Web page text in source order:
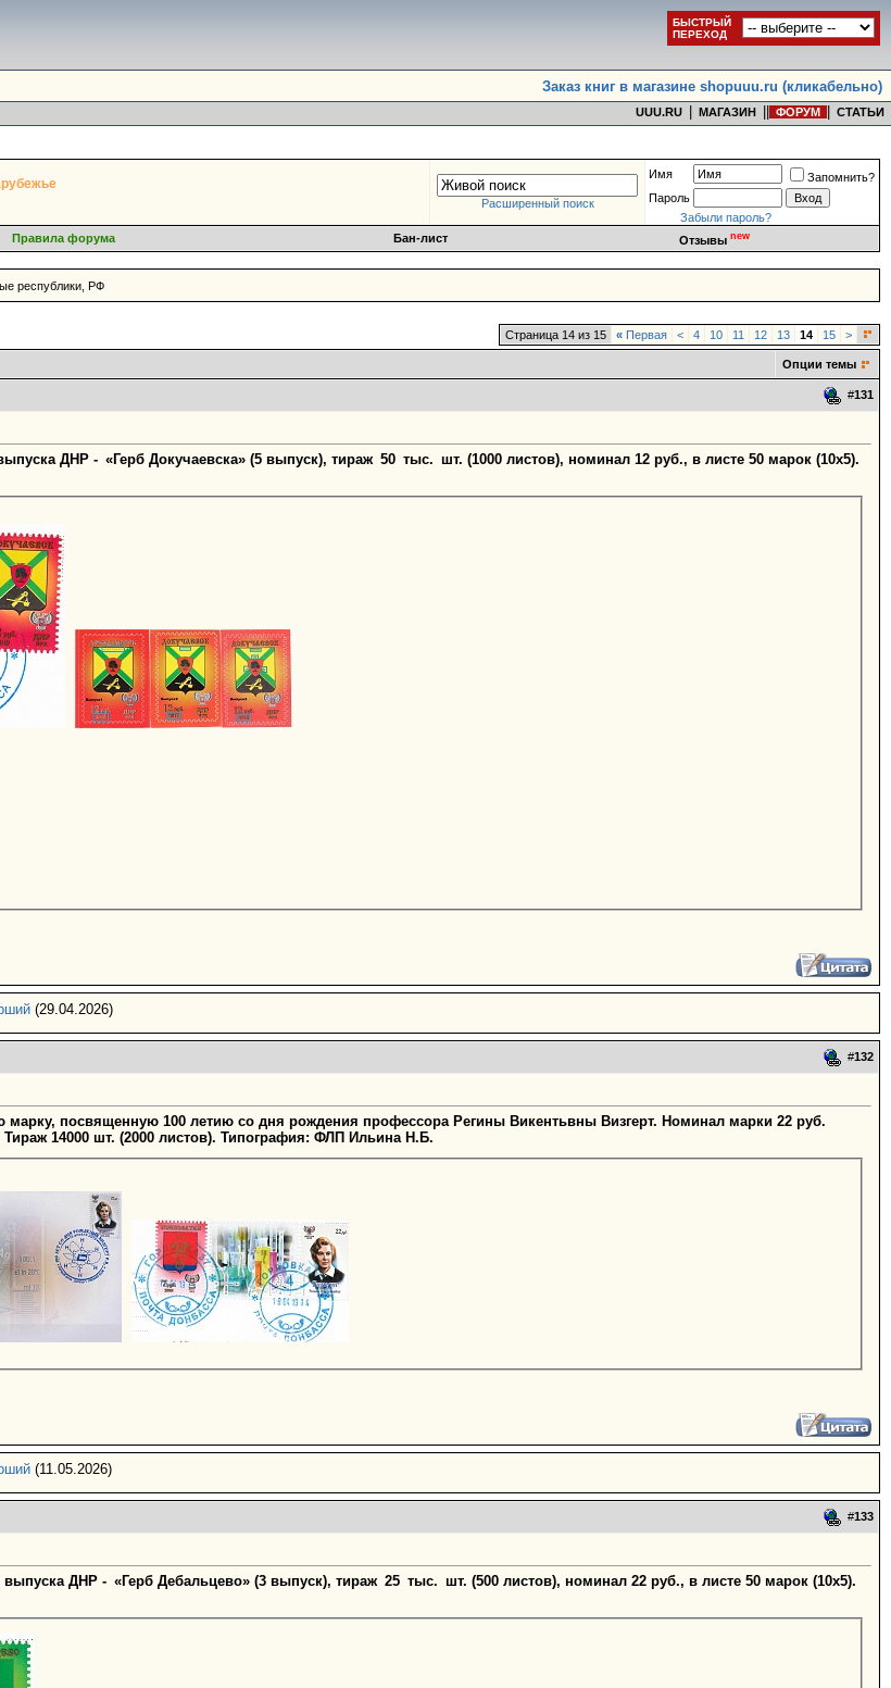
БЫСТРЫЙ
ПЕРЕХОД
Заказ книг в магазине shopuuu.ru (кликабельно)
UUU.RU МАГАЗИН ФОРУМ СТАТЬИ
Расширенный поиск
Имя
Запомнить?
Пароль
Забыли пароль?
Правила форума Бан-лист Отзывы new
республики, РФ
Страница 14 из 15 « Первая < 4 10 11 12 13 14 15 >
Опции темы
#131
ДНР - «Герб Докучаевска» (5 выпуск), тираж 50 тыс. шт. (1000 листов), номинал 12 руб., в листе 50 марок (10х5).
(29.04.2026)
#132
марку, посвященную 100 летию со дня рождения профессора Регины Викентьвны Визгерт. Номинал марки 22 руб.
14000 шт. (2000 листов). Типография: ФЛП Ильина Н.Б.
(11.05.2026)
#133
выпуска ДНР - «Герб Дебальцево» (3 выпуск), тираж 25 тыс. шт. (500 листов), номинал 22 руб., в листе 50 марок (10х5).